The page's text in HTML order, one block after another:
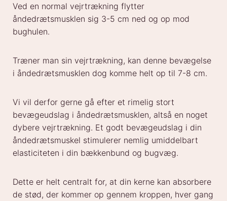
Ved en normal vejrtrækning flytter
åndedrætsmusklen sig 3-5 cm ned og op mod
bughulen.
Træner man sin vejrtrækning, kan denne bevægelse
i åndedrætsmusklen dog komme helt op til 7-8 cm.
Vi vil derfor gerne gå efter et rimelig stort
bevægeudslag i åndedrætsmusklen, altså en noget
dybere vejrtrækning. Et godt bevægeudslag i din
åndedrætsmuskel stimulerer nemlig umiddelbart
elasticiteten i din bækkenbund og bugvæg.
Dette er helt centralt for, at din kerne kan absorbere
de stød, der kommer op gennem kroppen, hver gang